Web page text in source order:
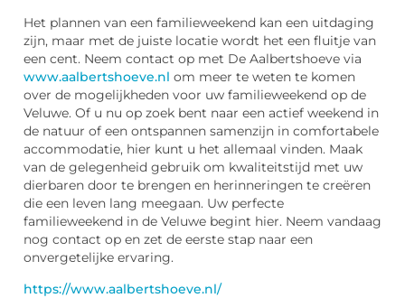
Het plannen van een familieweekend kan een uitdaging
zijn, maar met de juiste locatie wordt het een fluitje van
een cent. Neem contact op met De Aalbertshoeve via
www.aalbertshoeve.nl om meer te weten te komen
over de mogelijkheden voor uw familieweekend op de
Veluwe. Of u nu op zoek bent naar een actief weekend in
de natuur of een ontspannen samenzijn in comfortabele
accommodatie, hier kunt u het allemaal vinden. Maak
van de gelegenheid gebruik om kwaliteitstijd met uw
dierbaren door te brengen en herinneringen te creëren
die een leven lang meegaan. Uw perfecte
familieweekend in de Veluwe begint hier. Neem vandaag
nog contact op en zet de eerste stap naar een
onvergetelijke ervaring.
https://www.aalbertshoeve.nl/